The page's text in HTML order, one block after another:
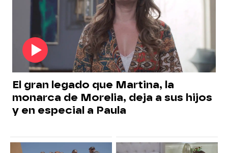
El gran legado que Martina, la
monarca de Morelia, deja a sus hijos
y en especial a Paula